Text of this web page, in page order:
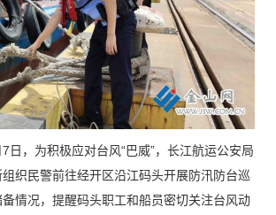
，为积极应对台风“巴威”，长江航运公安局
织民警前往经开区沿江码头开展防汛防台巡
情况，提醒码头职工和船员密切关注台风动